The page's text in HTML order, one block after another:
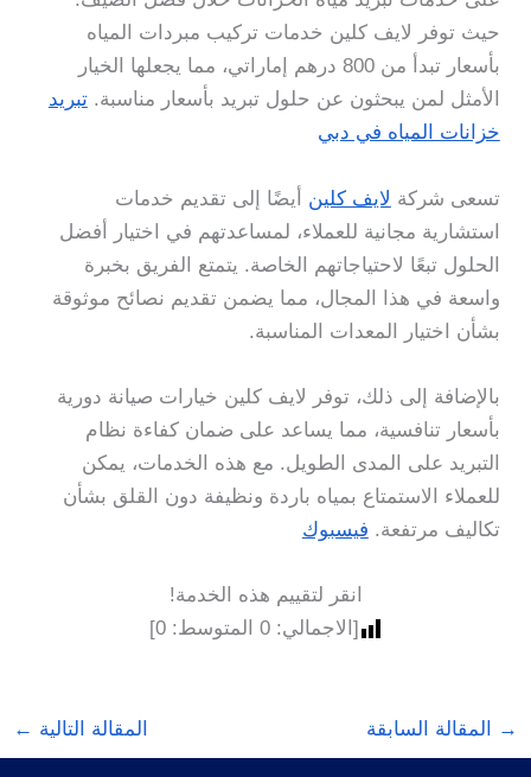
حيث توفر لايف كلين خدمات تركيب مبردات المياه
بأسعار تبدأ من 800 درهم إماراتي، مما يجعلها الخيار
الأمثل لمن يبحثون عن حلول تبريد بأسعار مناسبة.تبريد
خزانات المياه في دبي
تسعى شركة لايف كلين أيضًا إلى تقديم خدمات
استشارية مجانية للعملاء، لمساعدتهم في اختيار أفضل
الحلول تبعًا لاحتياجاتهم الخاصة. يتمتع الفريق بخبرة
واسعة في هذا المجال، مما يضمن تقديم نصائح موثوقة
بشأن اختيار المعدات المناسبة.
بالإضافة إلى ذلك، توفر لايف كلين خيارات صيانة دورية
بأسعار تنافسية، مما يساعد على ضمان كفاءة نظام
التبريد على المدى الطويل. مع هذه الخدمات، يمكن
للعملاء الاستمتاع بمياه باردة ونظيفة دون القلق بشأن
تكاليف مرتفعة. فيسبوك
انقر لتقييم هذه الخدمة!
[الاجمالي:0 المتوسط:0
]
→ المقالة السابقة المقالة التالية ←